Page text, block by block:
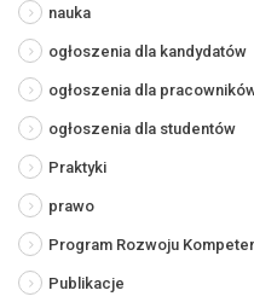
nauka
ogłoszenia dla kandydatów
ogłoszenia dla
ogłoszenia dla studentów
Praktyki
prawo
Program Rozwoju
Publikacje